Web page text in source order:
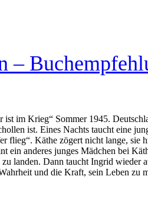
–
im Krieg“ Sommer 1945.
ist. Eines Nachts taucht eine
flieg“. Käthe zögert nicht lange,
anderes junges Mädchen bei
landen. Dann taucht Ingrid
und die Kraft, sein Leben zu